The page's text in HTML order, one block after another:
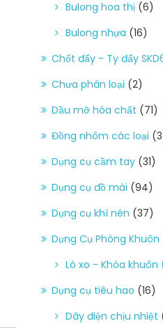
Bulong hoa thị (6)
Bulong nhựa (16)
Chốt đẩy - Ty đẩy
Chưa phân loại (2)
Dầu mỡ hóa chất (71)
Đồng nhôm các loại
Dụng cụ cầm tay (31)
Dụng cụ đồ mài (94)
Dụng cụ khí nén (37)
Dụng Cụ Phòng Khuôn
Lò xo - Khóa khuôn
Dụng cụ tiêu hao (16)
Dây điện chịu nhiệt